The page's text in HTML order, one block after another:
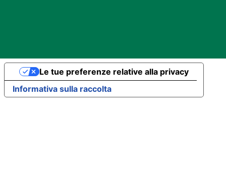
Informativa sulla raccolta
Le tue preferenze relative alla privacy